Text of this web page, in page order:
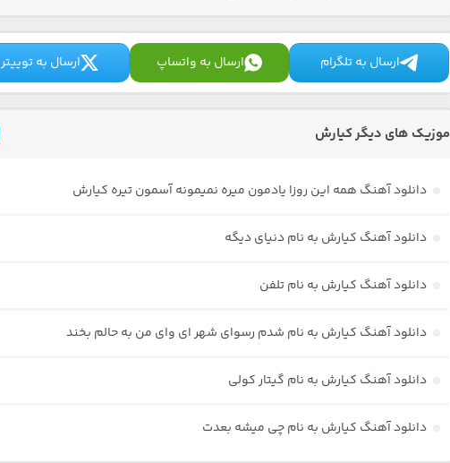
ارسال به تلگرام ارسال به واتساپ ارسال به توییتر
موزیک های دیگر کیارش
دانلود آهنگ همه این روزا یادمون میره نمیمونه آسمون تیره کیارش
دانلود آهنگ کیارش به نام دنیای دیگه
دانلود آهنگ کیارش به نام تلفن
دانلود آهنگ کیارش به نام شدم رسوای شهر ای وای من به حالم بخند
دانلود آهنگ کیارش به نام گیتار کولی
دانلود آهنگ کیارش به نام چی میشه بعدت